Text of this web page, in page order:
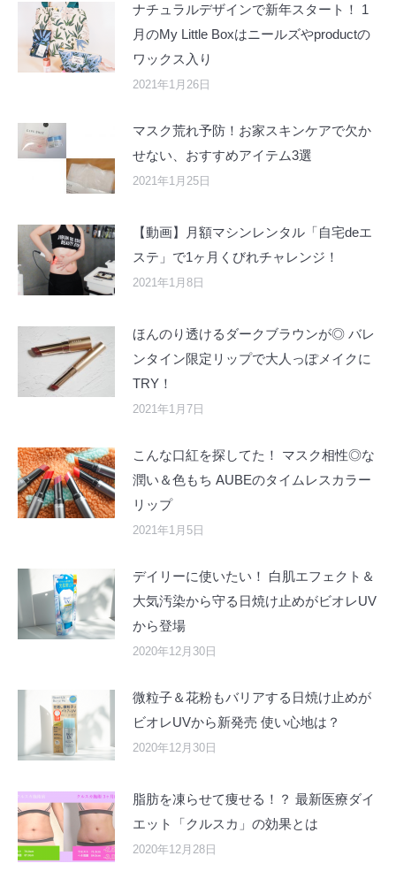
ナチュラルデザインで新年スタート！ 1
月のMy Little Boxはニールズやproductの
ワックス入り
2021年1月26日
マスク荒れ予防！お家スキンケアで欠か
せない、おすすめアイテム3選
2021年1月25日
【動画】月額マシンレンタル「自宅deエ
ステ」で1ヶ月くびれチャレンジ！
2021年1月8日
ほんのり透けるダークブラウンが◎ バレ
ンタイン限定リップで大人っぽメイクに
TRY！
2021年1月7日
こんな口紅を探してた！ マスク相性◎な
潤い＆色もち AUBEのタイムレスカラー
リップ
2021年1月5日
デイリーに使いたい！ 白肌エフェクト＆
大気汚染から守る日焼け止めがビオレUV
から登場
2020年12月30日
微粒子＆花粉もバリアする日焼け止めが
ビオレUVから新発売 使い心地は？
2020年12月30日
脂肪を凍らせて痩せる！？ 最新医療ダイ
エット「クルスカ」の効果とは
2020年12月28日